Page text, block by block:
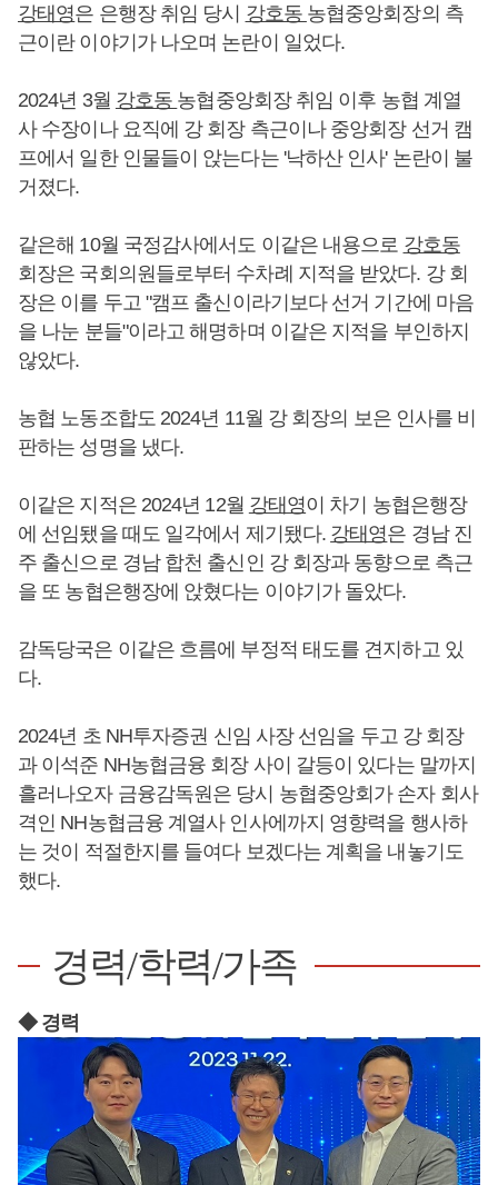
강태영은 은행장 취임 당시 강호동 농협중앙회장의 측
근이란 이야기가 나오며 논란이 일었다.
2024년 3월 강호동 농협중앙회장 취임 이후 농협 계열
사 수장이나 요직에 강 회장 측근이나 중앙회장 선거 캠
프에서 일한 인물들이 앉는다는 '낙하산 인사' 논란이 불
거졌다.
같은해 10월 국정감사에서도 이같은 내용으로 강호동
회장은 국회의원들로부터 수차례 지적을 받았다. 강 회
장은 이를 두고 "캠프 출신이라기보다 선거 기간에 마음
을 나눈 분들"이라고 해명하며 이같은 지적을 부인하지
않았다.
농협 노동조합도 2024년 11월 강 회장의 보은 인사를 비
판하는 성명을 냈다.
이같은 지적은 2024년 12월 강태영이 차기 농협은행장
에 선임됐을 때도 일각에서 제기됐다. 강태영은 경남 진
주 출신으로 경남 합천 출신인 강 회장과 동향으로 측근
을 또 농협은행장에 앉혔다는 이야기가 돌았다.
감독당국은 이같은 흐름에 부정적 태도를 견지하고 있
다.
2024년 초 NH투자증권 신임 사장 선임을 두고 강 회장
과 이석준 NH농협금융 회장 사이 갈등이 있다는 말까지
흘러나오자 금융감독원은 당시 농협중앙회가 손자 회사
격인 NH농협금융 계열사 인사에까지 영향력을 행사하
는 것이 적절한지를 들여다 보겠다는 계획을 내놓기도
했다.
경력/학력/가족
◆ 경력